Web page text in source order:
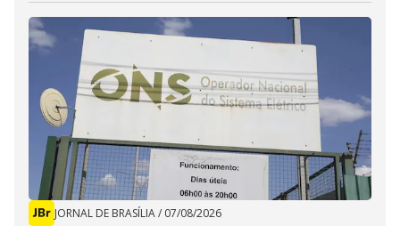
JORNAL DE BRASÍLIA/ 07/08/2026